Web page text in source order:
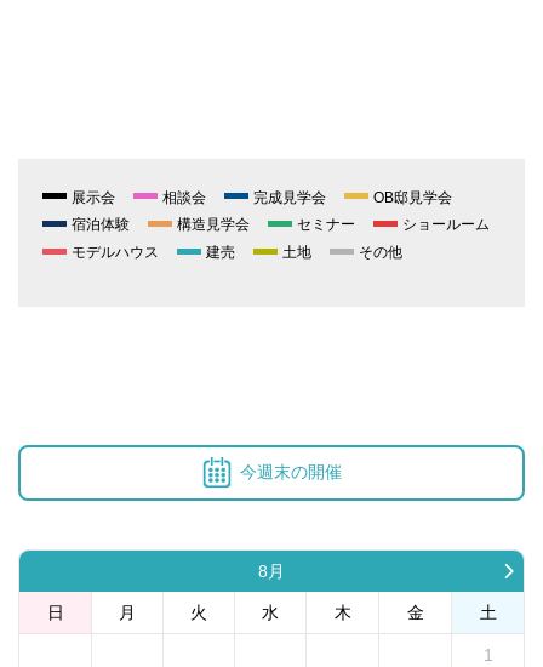
展示会 相談会 完成見学会
OB邸見学会
宿泊体験
構造見学会 セミナー
ショールーム
モデルハウス
建売 土地 その他
今週末の開催
8月
日 月 火 水 木 金 土
1